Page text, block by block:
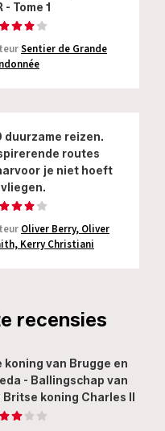
- Tome 1
Sentier de Grande
duurzame reizen.
routes
je niet hoeft
Oliver Berry, Oliver
Kerry Christiani
recensies
koning van Brugge en
- Ballingschap van
Britse koning Charles II